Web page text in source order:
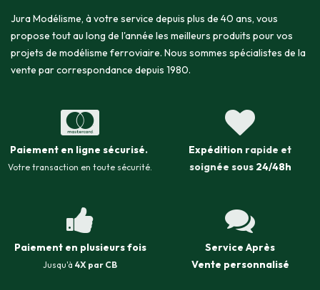
Jura Modélisme, à votre service depuis plus de 40 ans, vous
propose tout au long de l'année les meilleurs produits pour vos
projets de modélisme ferroviaire. Nous sommes spécialistes de la
vente par correspondance depuis 1980.
Paiement en ligne sécurisé.
Votre transaction en toute sécurité.
Expédition rapide et
soignée sous 24/48h
Paiement en plusieurs fois
Jusqu'à 4X par CB
Service Après
Vente personnalisé